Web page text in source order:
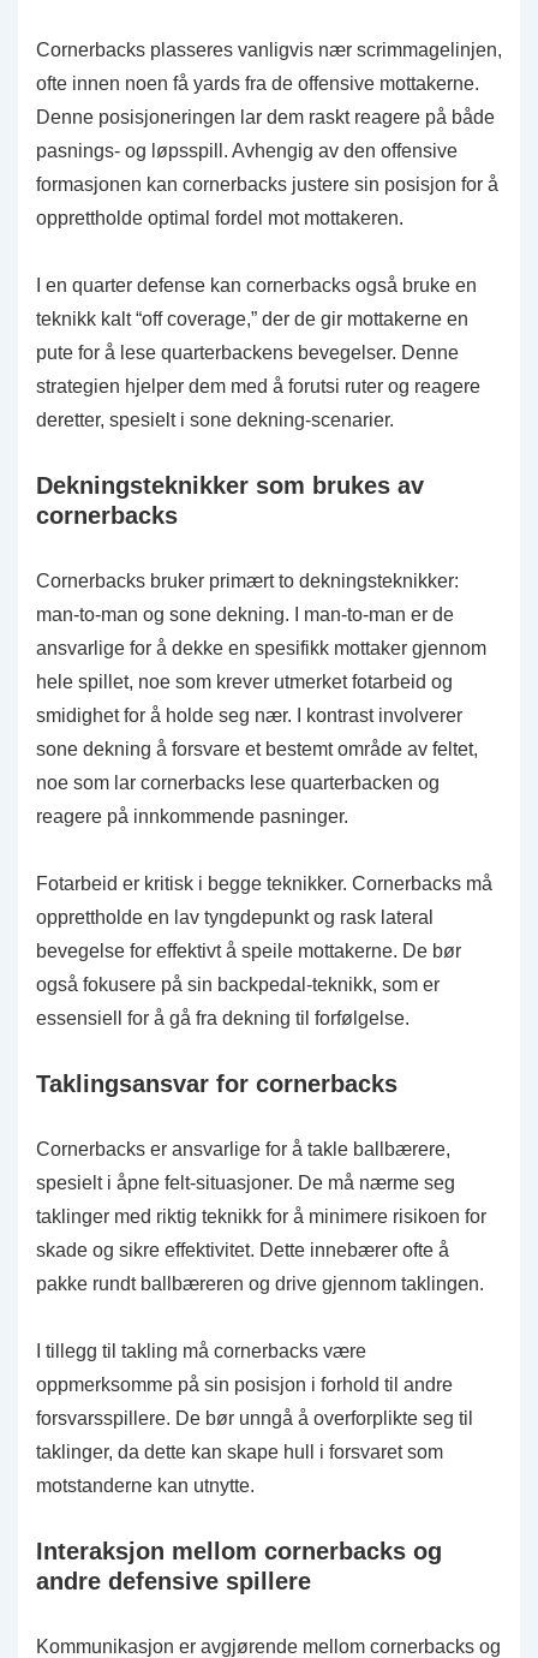
Cornerbacks plasseres vanligvis nær scrimmagelinjen,
ofte innen noen få yards fra de offensive mottakerne.
Denne posisjoneringen lar dem raskt reagere på både
pasnings- og løpsspill. Avhengig av den offensive
formasjonen kan cornerbacks justere sin posisjon for å
opprettholde optimal fordel mot mottakeren.
I en quarter defense kan cornerbacks også bruke en
teknikk kalt “off coverage,” der de gir mottakerne en
pute for å lese quarterbackens bevegelser. Denne
strategien hjelper dem med å forutsi ruter og reagere
deretter, spesielt i sone dekning-scenarier.
Dekningsteknikker som brukes av
cornerbacks
Cornerbacks bruker primært to dekningsteknikker:
man-to-man og sone dekning. I man-to-man er de
ansvarlige for å dekke en spesifikk mottaker gjennom
hele spillet, noe som krever utmerket fotarbeid og
smidighet for å holde seg nær. I kontrast involverer
sone dekning å forsvare et bestemt område av feltet,
noe som lar cornerbacks lese quarterbacken og
reagere på innkommende pasninger.
Fotarbeid er kritisk i begge teknikker. Cornerbacks må
opprettholde en lav tyngdepunkt og rask lateral
bevegelse for effektivt å speile mottakerne. De bør
også fokusere på sin backpedal-teknikk, som er
essensiell for å gå fra dekning til forfølgelse.
Taklingsansvar for cornerbacks
Cornerbacks er ansvarlige for å takle ballbærere,
spesielt i åpne felt-situasjoner. De må nærme seg
taklinger med riktig teknikk for å minimere risikoen for
skade og sikre effektivitet. Dette innebærer ofte å
pakke rundt ballbæreren og drive gjennom taklingen.
I tillegg til takling må cornerbacks være
oppmerksomme på sin posisjon i forhold til andre
forsvarsspillere. De bør unngå å overforplikte seg til
taklinger, da dette kan skape hull i forsvaret som
motstanderne kan utnytte.
Interaksjon mellom cornerbacks og
andre defensive spillere
Kommunikasjon er avgjørende mellom cornerbacks og